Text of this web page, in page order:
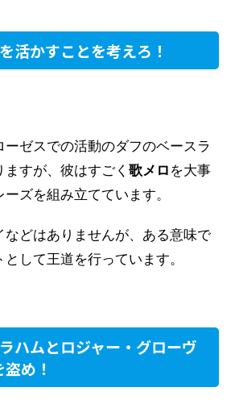
活かすことを考えろ！
ーゼスでの活動のダフのベースラ
すが、彼はすごく 歌メロ を大事
ズを組み立てています。
などはありませんが、ある意味で
して王道を行っています。
ハムとロジャー・グローヴ
め！